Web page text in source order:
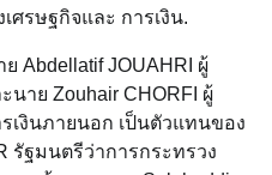
ศรษฐกิจและ การเงิน.
Abdellatif JOUAHRI ผู้
นาย Zouhair CHORFI ผู้
เงินภายนอก เป็นตัวแทนของ
รัฐมนตรีว่าการกระทรวง